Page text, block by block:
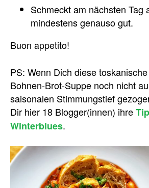
Schmeckt am nächsten Tag
mindestens genauso gut.
Buon appetito!
PS: Wenn Dich diese
Bohnen-Brot-Suppe noch nicht
saisonalen Stimmungstief
Dir hier 18 Blogger(innen) ihre
Winterblues.